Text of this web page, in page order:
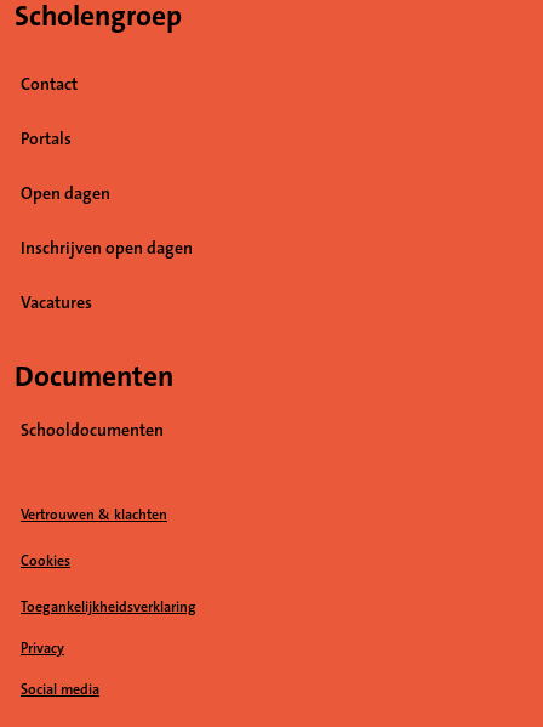
Scholengroep
Contact
Portals
Open dagen
Inschrijven open dagen
Vacatures
Documenten
Schooldocumenten
Vertrouwen & klachten
Cookies
Toegankelijkheidsverklaring
Privacy
Social media